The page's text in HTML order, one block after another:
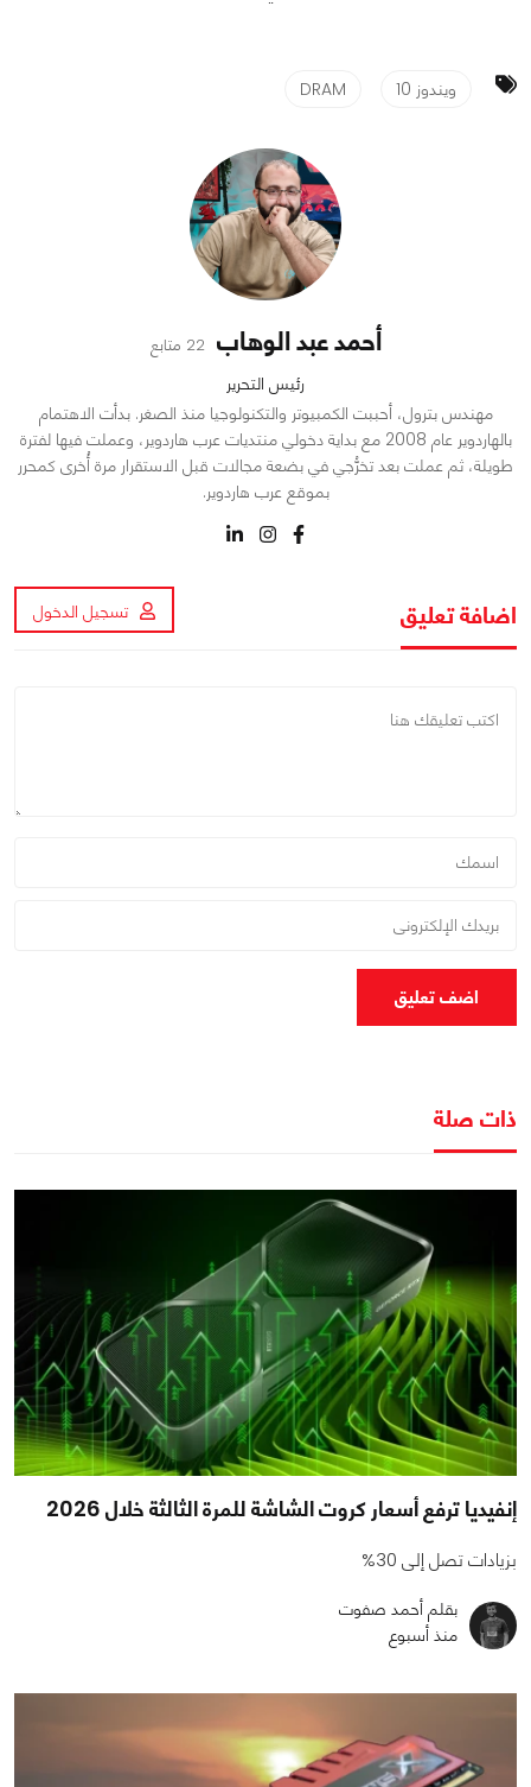
ويندوز 10 DRAM
أحمد عبد الوهاب 22 متابع
رئيس التحرير
مهندس بترول، أحببت الكمبيوتر والتكنولوجيا منذ الصغر. بدأت الاهتمام
بالهاردوير عام 2008 مع بداية دخولي منتديات عرب هاردوير، وعملت فيها لفترة
طويلة، ثم عملت بعد تخرُّجي في بضعة مجالات قبل الاستقرار مرة أُخرى كمحرر
بموقع عرب هاردوير.
اضافة تعليق تسجيل الدخول
اضف تعليق
ذات صلة
إنفيديا ترفع أسعار كروت الشاشة للمرة الثالثة خلال 2026
بزيادات تصل إلى 30%
بقلم أحمد صفوت
منذ أسبوع